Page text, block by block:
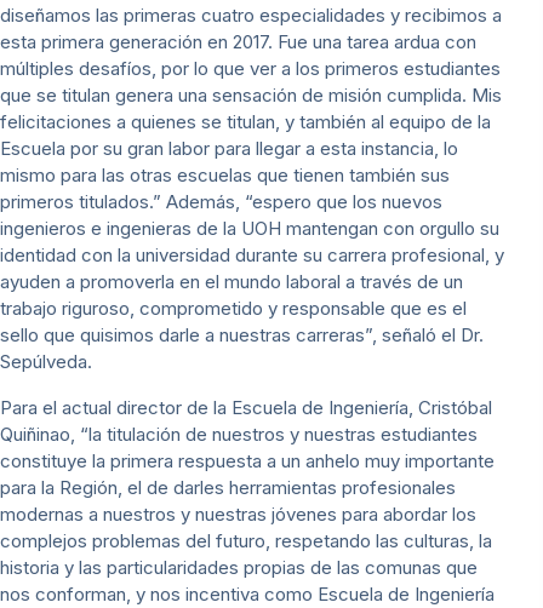
diseñamos las primeras cuatro especialidades y recibimos a
esta primera generación en 2017. Fue una tarea ardua con
múltiples desafíos, por lo que ver a los primeros estudiantes
que se titulan genera una sensación de misión cumplida. Mis
felicitaciones a quienes se titulan, y también al equipo de la
Escuela por su gran labor para llegar a esta instancia, lo
mismo para las otras escuelas que tienen también sus
primeros titulados.” Además, “espero que los nuevos
ingenieros e ingenieras de la UOH mantengan con orgullo su
identidad con la universidad durante su carrera profesional, y
ayuden a promoverla en el mundo laboral a través de un
trabajo riguroso, comprometido y responsable que es el
sello que quisimos darle a nuestras carreras”, señaló el Dr.
Sepúlveda.
Para el actual director de la Escuela de Ingeniería, Cristóbal
Quiñinao, “la titulación de nuestros y nuestras estudiantes
constituye la primera respuesta a un anhelo muy importante
para la Región, el de darles herramientas profesionales
modernas a nuestros y nuestras jóvenes para abordar los
complejos problemas del futuro, respetando las culturas, la
historia y las particularidades propias de las comunas que
nos conforman, y nos incentiva como Escuela de Ingeniería